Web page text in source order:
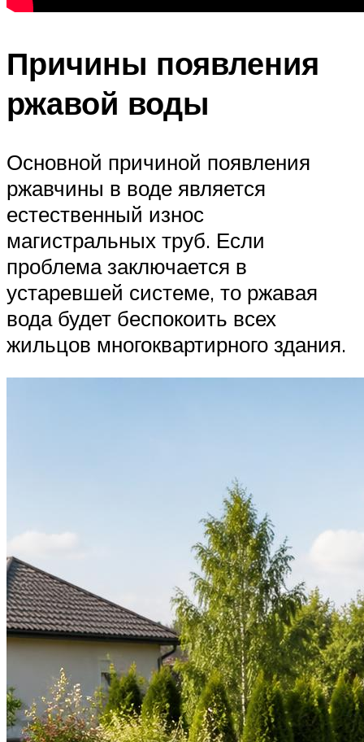
Причины появления
ржавой воды
Основной причиной появления
ржавчины в воде является
естественный износ
магистральных труб. Если
проблема заключается в
устаревшей системе, то ржавая
вода будет беспокоить всех
жильцов многоквартирного здания.